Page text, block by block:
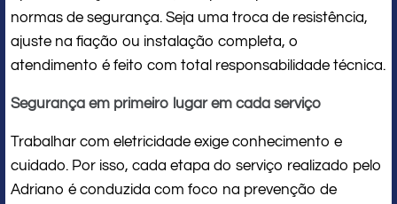
normas de segurança. Seja uma troca de resistência,
ajuste na fiação ou instalação completa, o
atendimento é feito com total responsabilidade técnica.
Segurança em primeiro lugar em cada serviço
Trabalhar com eletricidade exige conhecimento e
cuidado. Por isso, cada etapa do serviço realizado pelo
Adriano é conduzida com foco na prevenção de